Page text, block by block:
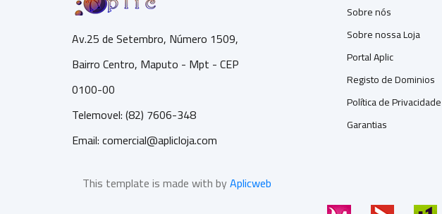
Av.25 de Setembro, Número 1509,
Bairro Centro, Maputo - Mpt - CEP
0100-00
Telemovel: (82) 7606-348
Email:comercial@aplicloja.com
Sobre nós
Sobre nossa Loja
Portal Aplic
Registo de Dominios
Política de Privacidade
Garantias
This template is made with byAplicweb